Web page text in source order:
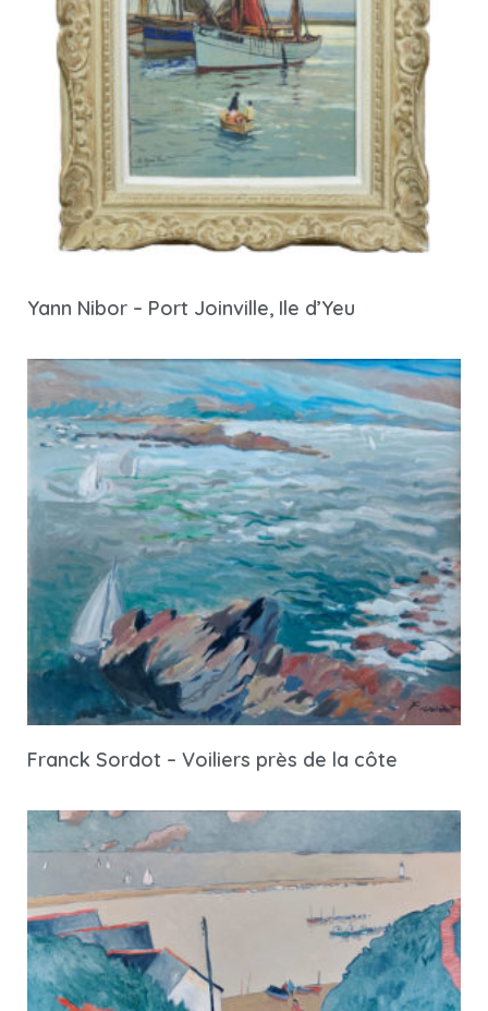
Yann Nibor – Port Joinville, Ile d’Yeu
Franck Sordot – Voiliers près de la côte